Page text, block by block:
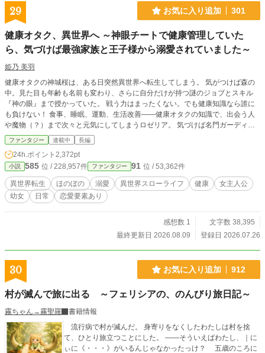
法都市についても、色々な人に巻き込まれる運命にあるルイだったが……それを
知るのは、まだ先である。 ☆見切り発車のため、後日変更・追記する場合があ
ります。不定期更新。 ☆カクヨム様(吉野 ひな)でも投稿しております。
29 お気に入り追加 301
健康オタク、異世界へ ～神眼チートで健康管理していた
ら、気づけば最強家族と王子様から溺愛されていました～
姫乃 美羽
健康オタクの神城桜は、ある日突然異世界へ転生してしまう。 気がつけば森の
中。見た目も年齢も名前も変わり、さらに自分だけが持つ謎のジョブとスキル
『神の眼』まで授かっていた。 戦う力はまったくない。でも健康知識なら誰に
も負けない！ 食事、睡眠、運動、生活改善――健康オタクの知識で、出会う人
や魔物（？）まで次々と元気にしてしまうロゼリア。 気づけば名門ガーディナ
ル家に溺愛され、最強の仲間たちに囲まれながら、今日もマイペースに異世界生
活を満喫中。 これは、健康第一をモットーにした少女が、周囲を巻き込みなが
ら異世界でのんびり暮らしていくスローライフファンタジー。 肩の力を抜い
て、気軽に読める作品を目指していますので、「少し疲れたな」と感じた時の息
抜きとして楽しんでいただけたら嬉しいです。徐々に恋愛要素も入ってくる予定
ですのでお楽しみに！ ＊8/1 ファンタジー 13位ランクインありがとうございま
す！
ファンタジー 連載中 長編
24h.ポイント 2,372pt
小説 585 位 / 228,957件 ファンタジー 91 位 / 53,362件
異世界転生 ほのぼの 溺愛 異世界スローライフ 健康
女主人公
幼女
日常 恋愛要素あり
感想数 1
文字数 38,395
最終更新日 2026.08.09
登録日 2026.07.26
30 お気に入り追加 912
村が滅んで旅に出る ～フェリシアの、のんびり旅日記～
霧ちゃん→霧聖羅
書籍情報
流行病で村が滅んだ。 身寄りをなくしたわたしは村を捨
て、ひとり旅立つことにした。 ――そういえばわたし、｜に
ぃに《・・・》がいるんじゃなかったっけ？ 五歳のころに